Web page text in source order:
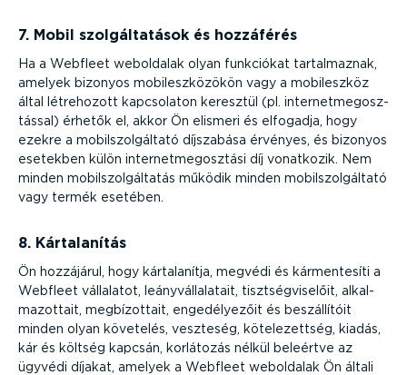
7. Mobil szolgál­ta­tások és hozzáférés
Ha a Webfleet weboldalak olyan funkciókat tartal­maznak,
amelyek bizonyos mobil­esz­kö­zökön vagy a mobileszköz
által létrehozott kapcsolaton keresztül (pl. inter­net­meg­osz­
tással) érhetők el, akkor Ön elismeri és elfogadja, hogy
ezekre a mobil­szol­gáltató díjszabása érvényes, és bizonyos
esetekben külön inter­net­meg­osztási díj vonatkozik. Nem
minden mobil­szol­gál­tatás működik minden mobil­szol­gáltató
vagy termék esetében.
8. Kárta­la­nítás
Ön hozzájárul, hogy kárta­la­nítja, megvédi és kármen­tesíti a
Webfleet vállalatot, leány­vál­la­latait, tiszt­ség­vi­selőit, alkal­
ma­zottait, megbí­zottait, engedé­lyezőit és beszál­lítóit
minden olyan követelés, veszteség, kötele­zettség, kiadás,
kár és költség kapcsán, korlátozás nélkül beleértve az
ügyvédi díjakat, amelyek a Webfleet weboldalak Ön általi